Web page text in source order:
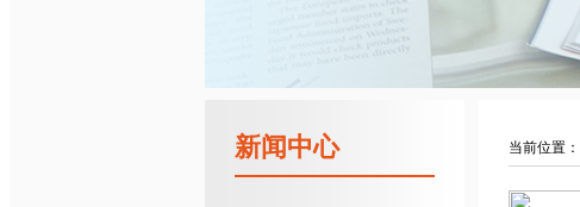
新闻中心 当前位置：